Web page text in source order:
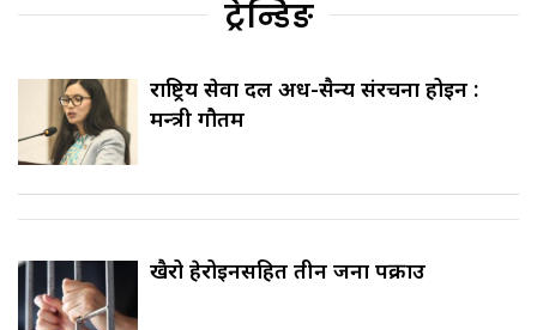
ट्रेन्डिङ
राष्ट्रिय सेवा दल अर्ध-सैन्य संरचना होइन :
मन्त्री गौतम
खैरो हेरोइनसहित तीन जना पक्राउ